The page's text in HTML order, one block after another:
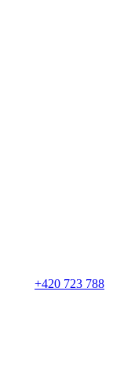
+420 723 788